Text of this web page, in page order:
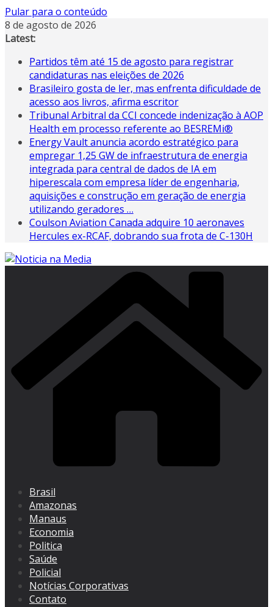
Pular para o conteúdo
8 de agosto de 2026
Latest:
Partidos têm até 15 de agosto para registrar
candidaturas nas eleições de 2026
Brasileiro gosta de ler, mas enfrenta dificuldade de
acesso aos livros, afirma escritor
Tribunal Arbitral da CCI concede indenização à AOP
Health em processo referente ao BESREMi®
Energy Vault anuncia acordo estratégico para
empregar 1,25 GW de infraestrutura de energia
integrada para central de dados de IA em
hiperescala com empresa líder de engenharia,
aquisições e construção em geração de energia
utilizando geradores …
Coulson Aviation Canada adquire 10 aeronaves
Hercules ex-RCAF, dobrando sua frota de C-130H
Brasil
Amazonas
Manaus
Economia
Politica
Saúde
Policial
Notícias Corporativas
Contato